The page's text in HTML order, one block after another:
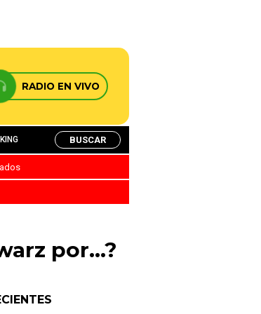
RADIO EN VIVO
BUSCAR
por…?